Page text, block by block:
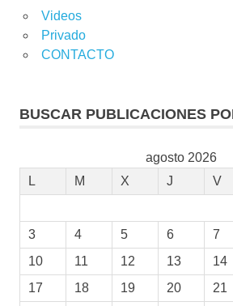
Videos
Privado
CONTACTO
BUSCAR PUBLICACIONES
agosto 2026
L
M X J V
3
4 5 6 7
10
11 12 13 14
17
18 19 20 21